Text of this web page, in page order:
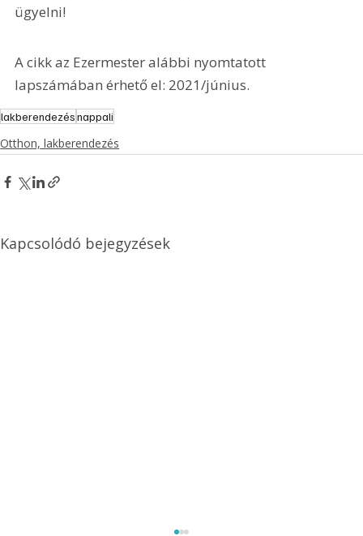
ügyelni!
A cikk az Ezermester alábbi nyomtatott
lapszámában érhető el: 2021/június.
lakberendezésnappali
Otthon, lakberendezés
Kapcsolódó bejegyzések